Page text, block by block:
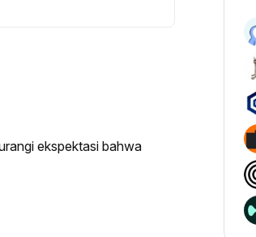
ekspektasi bahwa